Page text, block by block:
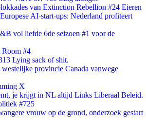
van Extinction Rebellion #24 Eieren
AI-start-ups: Nederland profiteert
vol liefde 6de seizoen #1 voor de
Room #4
Lying sack of shit.
provincie Canada vanwege
X
je krijgt in NL altijd Links Liberaal Beleid.
#725
vrouw op de grond, onderzoek gestart